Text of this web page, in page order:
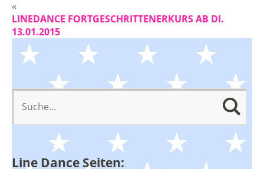
«
LINEDANCE FORTGESCHRITTENERKURS AB DI.
13.01.2015
Line Dance Seiten: